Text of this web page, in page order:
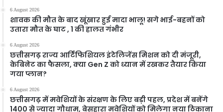
6 August 2026
शावक की मौत के बाद खूंखार हुई मादा भालू! सगे भाई-बहनों को
उतारा मौत के घाट , 1 की हालत गंभीर
6 August 2026
छत्तीसगढ़ राज्य आर्टिफिशियल इंटेलिजेंस मिशन को दी मंजूरी,
केबिनेट का फैसला, क्या Gen Z को ध्यान में रखकर तैयार किया
गया प्लान?
6 August 2026
छत्तीसगढ़ में मवेशियों के संरक्षण के लिए बड़ी पहल, प्रदेश में बनेंगे
1400 से ज्यादा गौधाम, बेसहारा मवेशियों को मिलेगा नया ठिकाना